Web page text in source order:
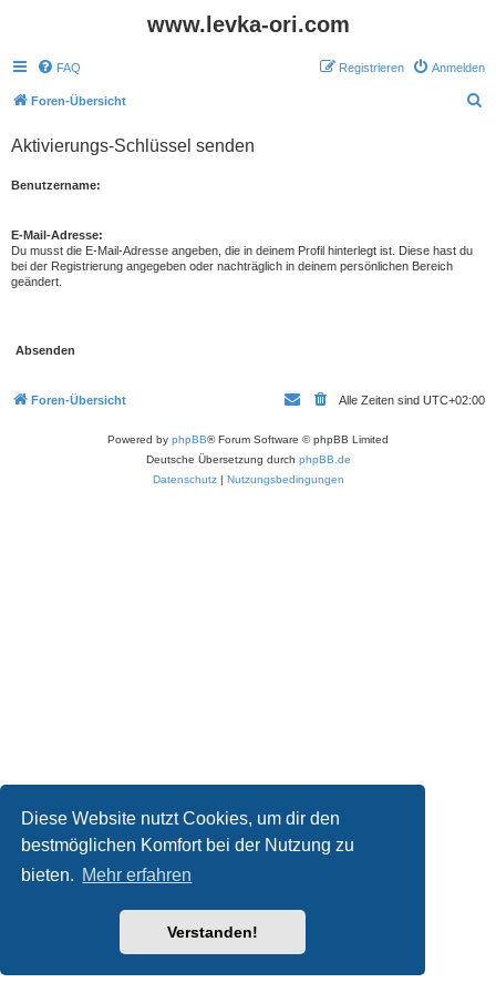
Diese Website nutzt Cookies, um dir den
bestmöglichen Komfort bei der Nutzung zu
bieten. Mehr erfahren
Verstanden!
www.levka-ori.com
FAQ Anmelden
Registrieren
Foren-Übersicht
Aktivierungs-Schlüssel senden
Benutzername:
E-Mail-Adresse:
Du musst die E-Mail-Adresse angeben, die in deinem Profil hinterlegt ist. Diese hast du
bei der Registrierung angegeben oder nachträglich in deinem persönlichen Bereich
geändert.
Foren-Übersicht Alle Zeiten sind UTC+02:00
Powered by phpBB® Forum Software © phpBB Limited
Deutsche Übersetzung durch phpBB.de
Datenschutz| Nutzungsbedingungen